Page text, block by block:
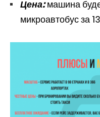
Цена:машина
микроавтобус за